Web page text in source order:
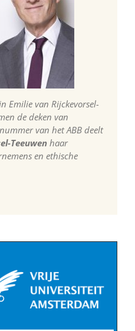
Emilie van Rijckevorsel-
de deken van
van het ABB deelt
Teeuwen haar
en ethische